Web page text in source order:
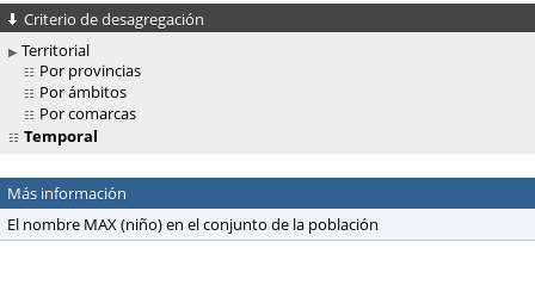
Criterio de desagregación
Territorial
Por provincias
Por ámbitos
Por comarcas
Temporal
Más información
El nombre MAX (niño) en el conjunto de la población